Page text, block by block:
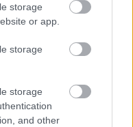
storage
or app.
storage
storage
and other
A sherry-ecetek
Egy nagyon jó
kóstolni. 2-
mindet
erős. Az ecet
a tűzről, és